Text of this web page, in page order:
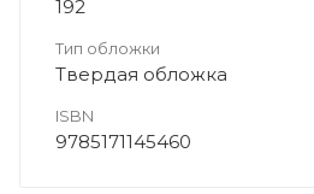
192
Тип обложки
Твердая обложка
ISBN
9785171145460